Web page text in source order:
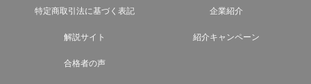
特定商取引法に基づく表記 企業紹介
解説サイト 紹介キャンペーン
合格者の声